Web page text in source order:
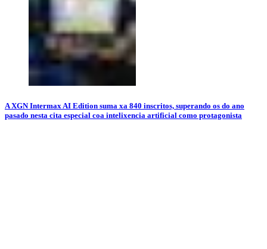
A XGN Intermax AI Edition suma xa 840 inscritos, superando os do ano
pasado nesta cita especial coa intelixencia artificial como protagonista